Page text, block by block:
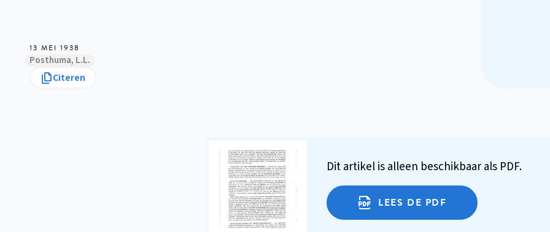
13 MEI 1938
Posthuma, L.L.
Citeren
Dit artikel is alleen beschikbaar als PDF.
LEES DE PDF